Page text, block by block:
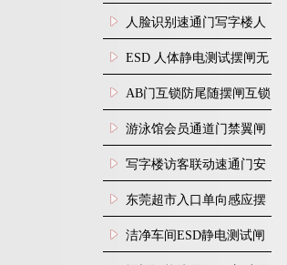
机入口人行通道门禁
人脸识别速通门写字楼人
行通道闸门禁设备
ESD 人体静电测试摆闸无
尘车间防静电闸机
AB门互锁防尾随摆闸互锁
闸机
游泳馆会员通道门禁翼闸
写字楼访客联动速通门安
装
东莞超市入口单向感应摆
闸安装
洁净车间ESD静电测试闸